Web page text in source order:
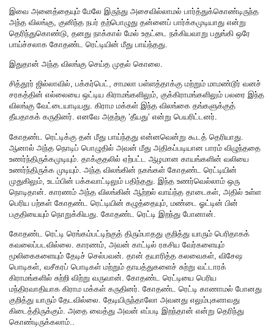
இவை அனைத்தையும் மேலே இருந்து அசைவில்லாமல் பார்த்துக்கொண்டிருந்த
அந்த விலங்கு, குனிந்த நபர் தற்பொழுது தன்னைப் பார்க்கமுடியாது என்று
தெரிந்துகொண்டு, தனது நாக்கால் மேல் உதட்டை நக்கியவாறு பதுங்கி ஒரே
பாய்ச்சலாக கோதண்ட ரெட்டியின் மீது பாய்ந்தது.
இதுதான் அந்த விலங்கு செய்த முதல் கொலை.
சித்தூர் ஜில்லாவில், பக்கர்பெட், சாமலா பள்ளத்தாக்கு மற்றும் மாமண்டூர் வனச்
சரகத்தின் எல்லையை ஒட்டிய கிராமங்களிலும், குக்கிராமங்களிலும் பலரை இந்த
விலங்கு வேட்டையாடியது. கிராம மக்கள் இந்த விலங்கை தங்களுக்குத்
தீயதாகக் கருதினர். எனவே அதற்கு ‘தீயது‘ என்று பெயரிட்டனர்.
கோதண்ட ரெட்டிக்கு தன் மீது பாய்ந்தது என்னவென்று கூடத் தெரியாது.
ஆனால் அந்த நொடிப் பொழுதில் அவன் மீது அதிகப்படியான பாரம் விழுந்ததை
உணர்ந்திருக்கமுடியும். தாக்குதலில் ஏற்பட்ட ஆழமான காயங்களின் வலியை
உணர்ந்திருக்க முடியும். அந்த விலங்கின் நகங்கள் கோதண்ட ரெட்டியின்
முதுகிலும், உடம்பின் பக்கவாட்டிலும் பதிந்தது. இந்த உணர்வெல்லாம் ஒரு
நொடிதான். காரணம் அந்த விலங்கின் ஆற்றல் வாய்ந்த தாடைகள், அதில் உள்ள
பெரிய பற்கள் கோதண்ட ரெட்டியின் கழுத்தையும், மண்டை ஓட்டின் பின்
பகுதியையும் நொறுக்கியது. கோதண்ட ரெட்டி இறந்து போனான்.
கோதண்ட ரெட்டி ரெங்கம்பட்டிற்குத் திரும்பாதது குறித்து யாரும் பெரிதாகக்
கவலைப்படவில்லை. காரணம், அவன் காட்டில் ரகசிய வேர்களையும்
மூலிகைகளையும் தேடிச் செல்பவன். தான் தயாரித்த கலவைகள், விசேஷ
பொடிகள், வசீகரப் பொடிகள் மற்றும் தாயத்துகளைச் சுற்று வட்டாரக்
கிராமங்களில் சுற்றி விற்று வருவான். கோதண்ட ரெட்டியை பெரிய
மந்திரவாதியாக கிராம மக்கள் கருதினர். கோதண்ட ரெட்டி காணாமல் போனது
குறித்து யாரும் தேடவில்லை. தேடியிருந்தாலோ அவனது எலும்புகளாவது
கிடைத்திருக்கும். அதை வைத்து அவன் எப்படி இறந்தான் என்று தெரிந்து
கொண்டிருக்கலாம்..